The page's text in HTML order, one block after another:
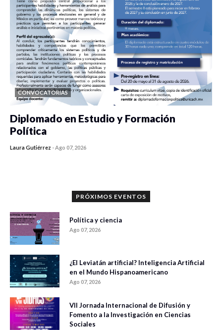
CONVOCATORIAS
Diplomado en Estudio y Formación
Política
Laura Gutiérrez -Ago 07, 2026
PRÓXIMOS EVENTOS
Política y ciencia
Ago 07, 2026
¿El Leviatán artificial? Inteligencia Artificial
en el Mundo Hispanoamericano
Ago 07, 2026
VII Jornada Internacional de Difusión y
Fomento a la Investigación en Ciencias
Sociales